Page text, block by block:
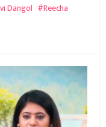
Dangol
Reecha